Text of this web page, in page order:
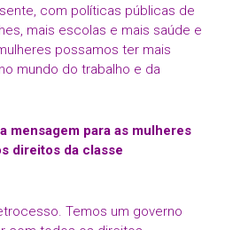
com políticas públicas de
mais escolas e mais saúde e
possamos ter mais
mundo do trabalho e da
mensagem para as mulheres
direitos da classe
Temos um governo